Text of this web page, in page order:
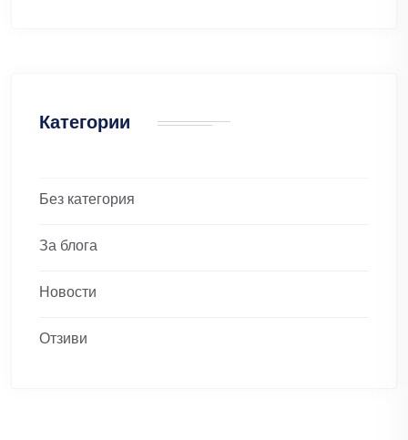
Категории
Без категория
За блога
Новости
Отзиви